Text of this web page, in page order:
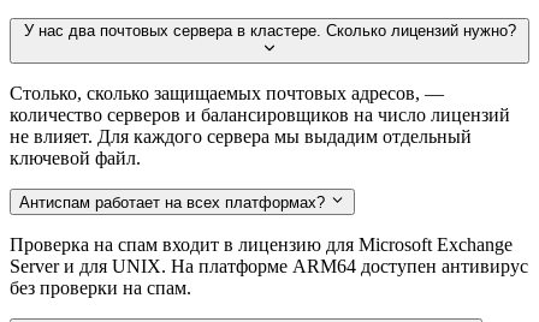
У нас два почтовых сервера в кластере. Сколько лицензий нужно?
Столько, сколько защищаемых почтовых адресов, —
количество серверов и балансировщиков на число лицензий
не влияет. Для каждого сервера мы выдадим отдельный
ключевой файл.
Антиспам работает на всех платформах?
Проверка на спам входит в лицензию для Microsoft Exchange
Server и для UNIX. На платформе ARM64 доступен антивирус
без проверки на спам.